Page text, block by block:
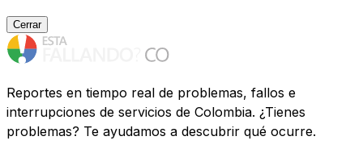
Cerrar
Reportes en tiempo real de problemas, fallos e
interrupciones de servicios de Colombia. ¿Tienes
problemas? Te ayudamos a descubrir qué ocurre.